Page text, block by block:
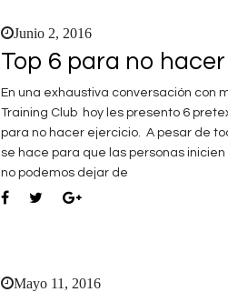
Junio 2, 2016
Top 6 para no
En una exhaustiva conversación con
Training Club hoy les presento 6
para no hacer ejercicio. A pesar de
se hace para que las personas
no podemos dejar de
Mayo 11, 2016